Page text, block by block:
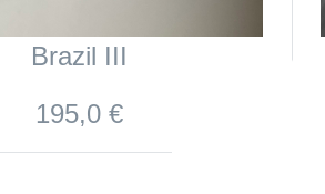
Brazil III
195,0 €